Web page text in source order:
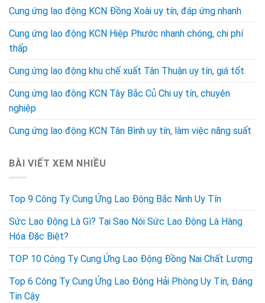
Cung ứng lao động KCN Đồng Xoài uy tín, đáp ứng nhanh
Cung ứng lao động KCN Hiệp Phước nhanh chóng, chi phí
thấp
Cung ứng lao động khu chế xuất Tân Thuận uy tín, giá tốt
Cung ứng lao động KCN Tây Bắc Củ Chi uy tín, chuyên
nghiệp
Cung ứng lao động KCN Tân Bình uy tín, làm việc năng suất
BÀI VIẾT XEM NHIỀU
Top 9 Công Ty Cung Ứng Lao Động Bắc Ninh Uy Tín
Sức Lao Động Là Gì? Tại Sao Nói Sức Lao Động Là Hàng
Hóa Đặc Biệt?
TOP 10 Công Ty Cung Ứng Lao Động Đồng Nai Chất Lượng
Top 6 Công Ty Cung Ứng Lao Động Hải Phòng Uy Tín, Đáng
Tin Cậy